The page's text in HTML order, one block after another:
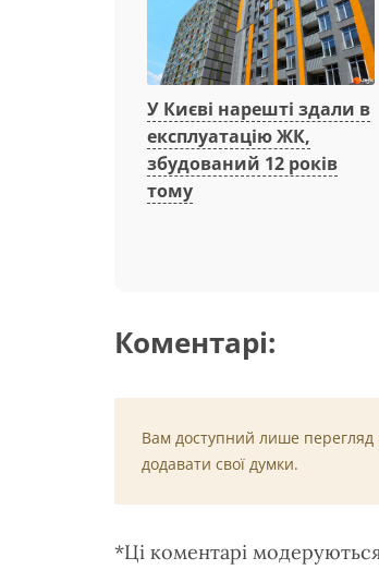
У Києві нарешті здали в
експлуатацію ЖК,
збудований 12 років
тому
Коментарі:
Вам доступний лише перегляд
додавати свої думки.
*Ці коментарі